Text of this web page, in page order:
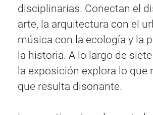
disciplinarias. Conectan el
arte, la arquitectura con el
música con la ecología y la
la historia. A lo largo de
la exposición explora lo que
que resulta disonante.